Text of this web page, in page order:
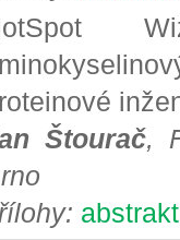
Štourač,
abstrakt